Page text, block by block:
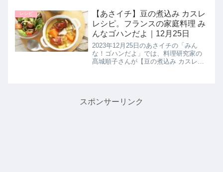
たアレンジレシピ【豆腐とカップスー
プのグラタン】の作り方を...
レシピ
【あさイチ】豆の煮込み カスレ
レシピ。フランスの家庭料理 み
んなゴハンだよ｜12月25日
2023年12月25日のあさイチの「みん
な！ゴハンだよ」では、料理研究家の
髙城順子さんが【豆の煮込み カスレ】
スポンサーリンク